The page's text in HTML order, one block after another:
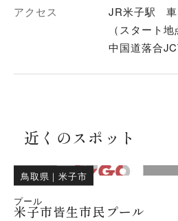
アクセス
JR米子駅
（スタート
中国道落合
近くのスポット
鳥取県 ｜米子市
プール
米子市皆生市民プール